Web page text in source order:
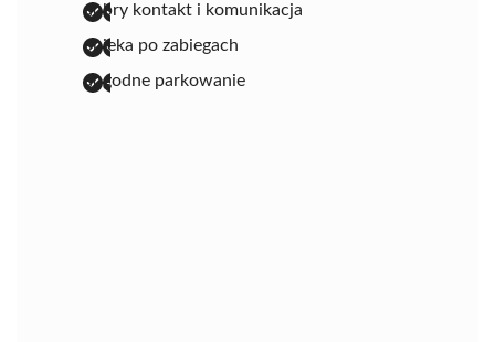
dobry kontakt i komunikacja
opieka po zabiegach
dogodne parkowanie